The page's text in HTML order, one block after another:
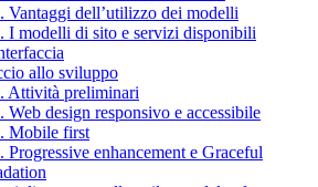
Vantaggi dell’utilizzo dei modelli
I modelli di sito e servizi disponibili
allo sviluppo
Attività preliminari
Web design responsivo e accessibile
Mobile first
Progressive enhancement e Graceful